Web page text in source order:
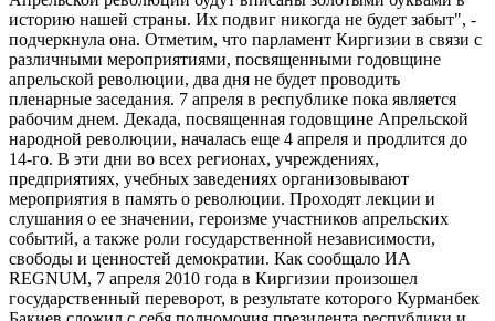
историю нашей страны. Их подвиг никогда не будет забыт", -
подчеркнула она. Отметим, что парламент Киргизии в связи с
различными мероприятиями, посвященными годовщине
апрельской революции, два дня не будет проводить
пленарные заседания. 7 апреля в республике пока является
рабочим днем. Декада, посвященная годовщине Апрельской
народной революции, началась еще 4 апреля и продлится до
14-го. В эти дни во всех регионах, учреждениях,
предприятиях, учебных заведениях организовывают
мероприятия в память о революции. Проходят лекции и
слушания о ее значении, героизме участников апрельских
событий, а также роли государственной независимости,
свободы и ценностей демократии. Как сообщало ИА
REGNUM, 7 апреля 2010 года в Киргизии произошел
государственный переворот, в результате которого Курманбек